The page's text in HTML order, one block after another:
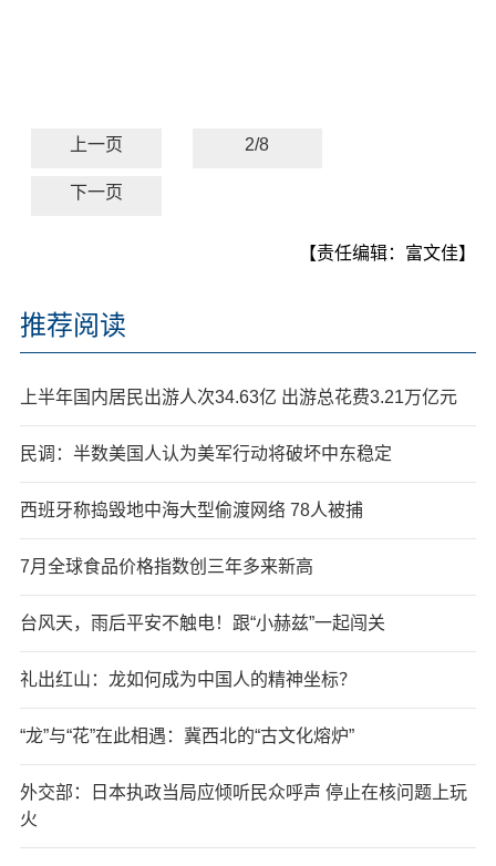
上一页 2/8
下一页
【责任编辑：富文佳】
推荐阅读
上半年国内居民出游人次34.63亿 出游总花费3.21万亿元
民调：半数美国人认为美军行动将破坏中东稳定
西班牙称捣毁地中海大型偷渡网络 78人被捕
7月全球食品价格指数创三年多来新高
台风天，雨后平安不触电！跟“小赫兹”一起闯关
礼出红山：龙如何成为中国人的精神坐标？
“龙”与“花”在此相遇：冀西北的“古文化熔炉”
外交部：日本执政当局应倾听民众呼声 停止在核问题上玩
火